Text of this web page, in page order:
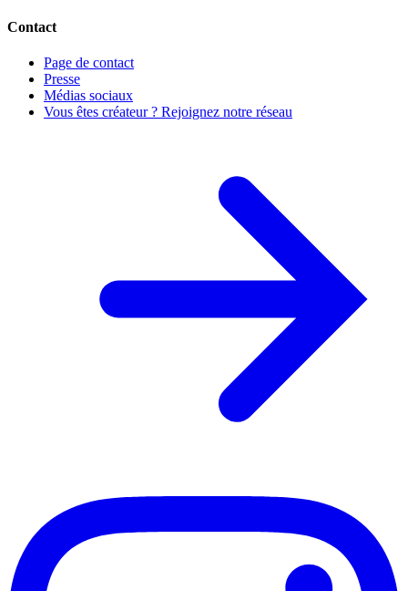
Contact
Page de contact
Presse
Médias sociaux
Vous êtes créateur ? Rejoignez notre réseau